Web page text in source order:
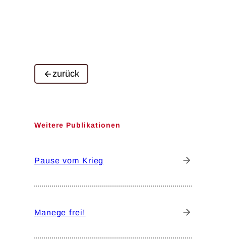
zurück
Weitere Publikationen
Pause vom Krieg
Manege frei!